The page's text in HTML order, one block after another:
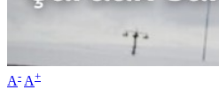
A- A+